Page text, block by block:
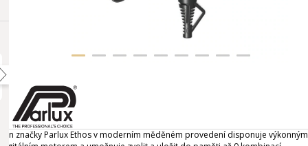
Fén značky Parlux Ethos v moderním měděném provedení disponuje výkonným